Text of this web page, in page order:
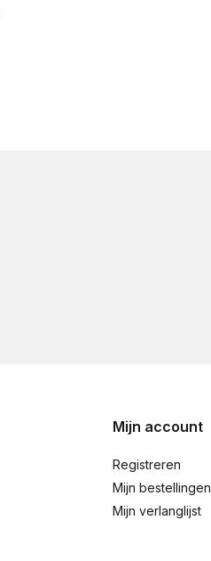
Mijn account
Registreren
Mijn bestellingen
Mijn verlanglijst